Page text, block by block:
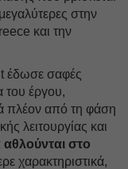
στην
και την
έδωσε σαφές
του έργου,
πλέον από τη φάση
λειτουργίας και
αθλούνται στο
χαρακτηριστικά,